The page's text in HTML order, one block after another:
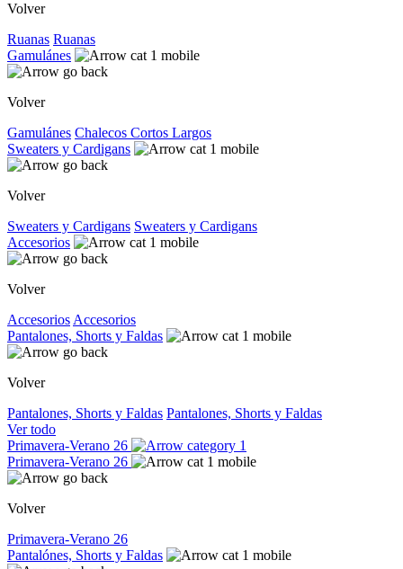
Volver
Ruanas Ruanas
Gamulánes
Volver
Gamulánes Chalecos Cortos Largos
Sweaters y Cardigans
Volver
Sweaters y Cardigans Sweaters y Cardigans
Accesorios
Volver
Accesorios Accesorios
Pantalones, Shorts y Faldas
Volver
Pantalones, Shorts y Faldas Pantalones, Shorts y Faldas
Ver todo
Primavera-Verano 26
Primavera-Verano 26
Volver
Primavera-Verano 26
Pantalónes, Shorts y Faldas